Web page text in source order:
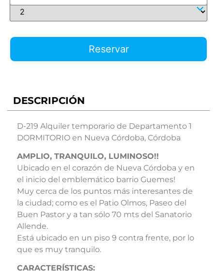
Reservar
DESCRIPCIÓN
D-219 Alquiler temporario de Departamento 1
DORMITORIO en Nueva Córdoba, Córdoba
AMPLIO, TRANQUILO, LUMINOSO!!
Ubicado en el corazón de Nueva Córdoba y en
el inicio del emblemático barrio Guemes!
Muy cerca de los puntos más interesantes de
la ciudad; como es el Patio Olmos, Paseo del
Buen Pastor y a tan sólo 70 mts del Sanatorio
Allende.
Está ubicado en un piso 9 contra frente, por lo
que es muy tranquilo.
CARACTERÍSTICAS: